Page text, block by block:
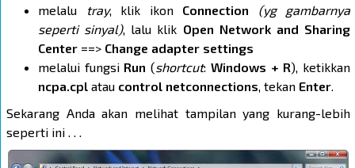
melalu
tray, klik ikon Connection
(yg gambarnya
seperti sinyal), lalu klik Open Network and Sharing
Center ==> Change adapter settings
melalui fungsi Run (shortcut: Windows + R), ketikkan
ncpa.cpl atau control netconnections, tekan Enter.
Sekarang Anda akan melihat tampilan yang kurang-lebih
seperti ini . . .